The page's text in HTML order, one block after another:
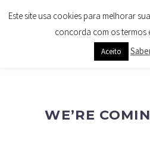
WE’RE
Este site usa cookies para melhorar
concorda com os termos
Aceito